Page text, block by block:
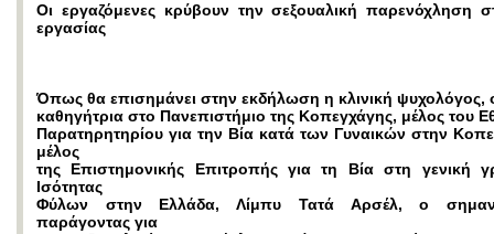
Οι εργαζόμενες κρύβουν την σεξουαλική παρενόχληση
εργασίας
Όπως θα επισημάνει στην εκδήλωση η κλινική ψυχολόγος,
καθηγήτρια στο Πανεπιστήμιο της Κοπεγχάγης, μέλος του
Παρατηρητηρίου για την Βία κατά των Γυναικών στην
μέλος
της Επιστημονικής Επιτροπής για τη Βία στη γενική
Ισότητας
Φύλων στην Ελλάδα, Λίμπυ Τατά Αρσέλ, ο
παράγοντας για